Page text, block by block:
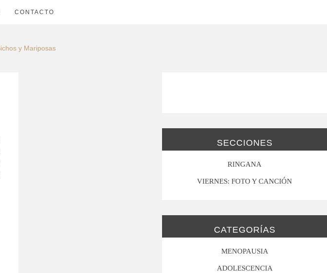
CONTACTO
SECCIONES
RINGANA
VIERNES: FOTO Y CANCIÓN
CATEGORÍAS
MENOPAUSIA
ADOLESCENCIA